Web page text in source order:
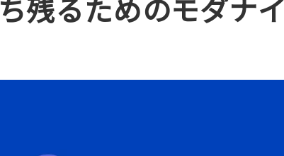
残るためのモダナイ